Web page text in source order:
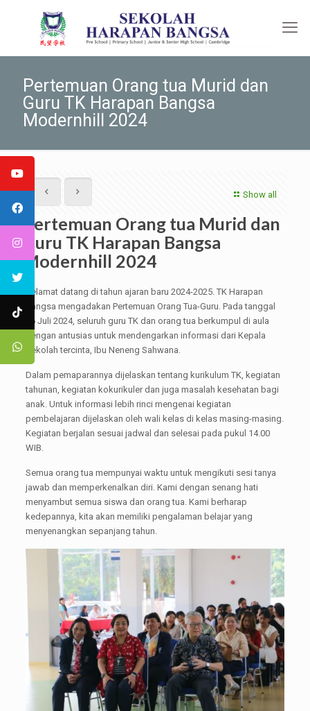
Pertemuan Orang tua Murid dan
Guru TK Harapan Bangsa
Modernhill 2024
Show all
Pertemuan Orang tua Murid dan
Guru TK Harapan Bangsa
Modernhill 2024
Selamat datang di tahun ajaran baru 2024-2025. TK Harapan
Bangsa mengadakan Pertemuan Orang Tua-Guru. Pada tanggal
26 Juli 2024, seluruh guru TK dan orang tua berkumpul di aula
dengan antusias untuk mendengarkan informasi dari Kepala
Sekolah tercinta, Ibu Neneng Sahwana.
Dalam pemaparannya dijelaskan tentang kurikulum TK, kegiatan
tahunan, kegiatan kokurikuler dan juga masalah kesehatan bagi
anak. Untuk informasi lebih rinci mengenai kegiatan
pembelajaran dijelaskan oleh wali kelas di kelas masing-masing.
Kegiatan berjalan sesuai jadwal dan selesai pada pukul 14.00
WIB.
Semua orang tua mempunyai waktu untuk mengikuti sesi tanya
jawab dan memperkenalkan diri. Kami dengan senang hati
menyambut semua siswa dan orang tua. Kami berharap
kedepannya, kita akan memiliki pengalaman belajar yang
menyenangkan sepanjang tahun.